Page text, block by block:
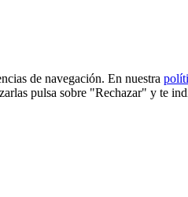
de navegación. En nuestra
pulsa sobre "Rechazar" y te